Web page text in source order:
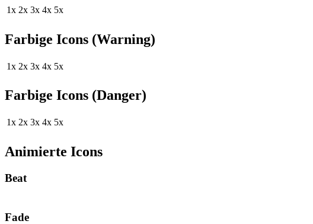
1x 2x 3x 4x 5x
Farbige Icons (Warning)
1x 2x 3x 4x 5x
Farbige Icons (Danger)
1x 2x 3x 4x 5x
Animierte Icons
Beat
Fade